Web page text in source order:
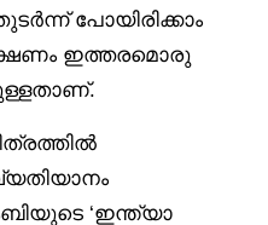
പോയിരിക്കാം
ഇത്തരമൊരു
‘ഇന്ത്യാ